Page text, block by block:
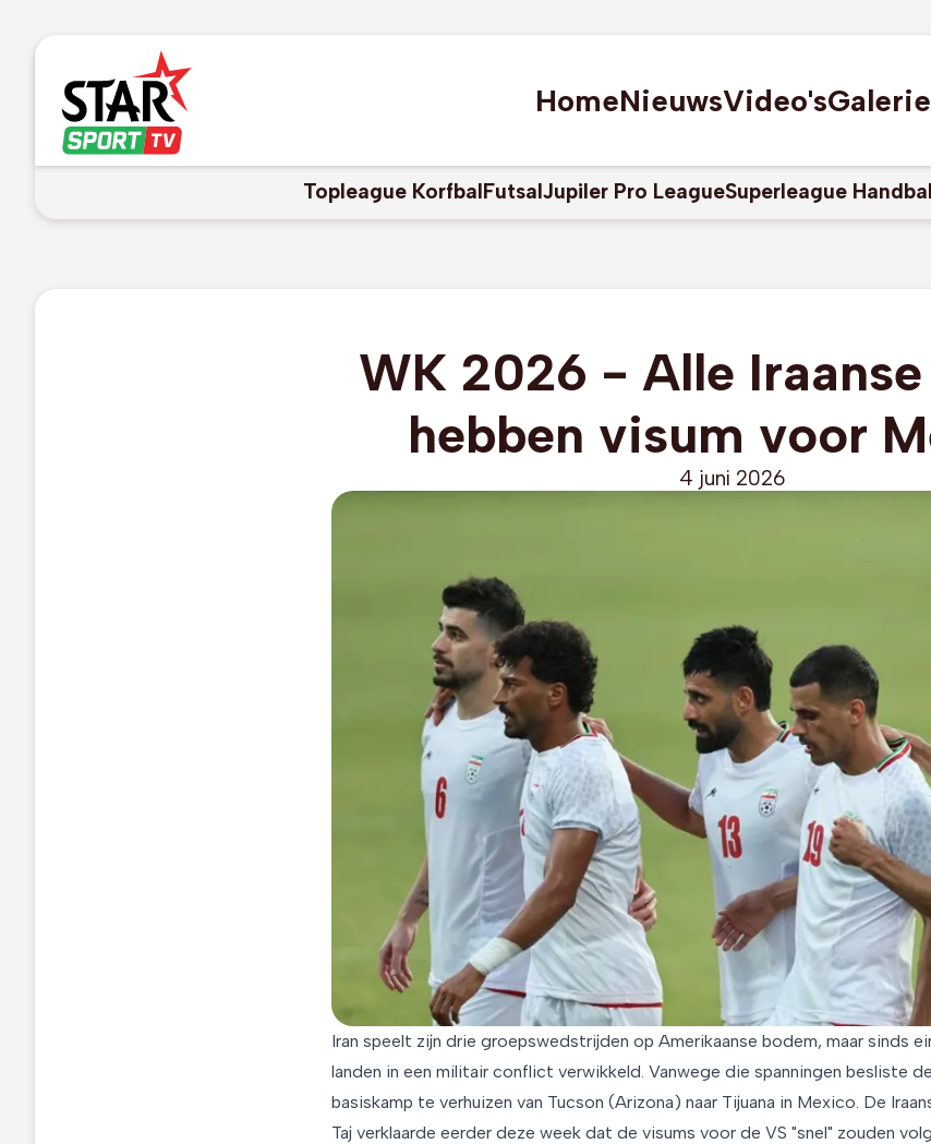
HomeNieuwsVideo'sGalerie
Topleague KorfbalFutsalJupiler Pro LeagueSuperleague Handbal
WK 2026 - Alle
hebben visum voor
4 juni 2026
Iran speelt zijn drie groepswedstrijden op Amerikaanse bodem, maar sinds
landen in een militair conflict verwikkeld. Vanwege die spanningen besliste
basiskamp te verhuizen van Tucson (Arizona) naar Tijuana in Mexico. De
Taj verklaarde eerder deze week dat de visums voor de VS "snel" zouden